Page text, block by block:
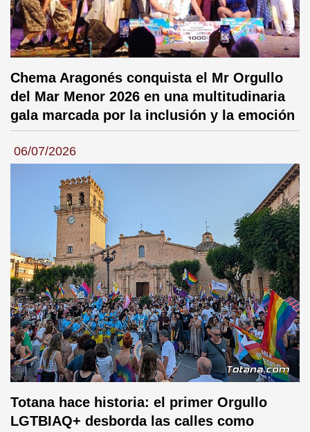
Chema Aragonés conquista el Mr Orgullo
del Mar Menor 2026 en una multitudinaria
gala marcada por la inclusión y la emoción
06/07/2026
Totana hace historia: el primer Orgullo
LGTBIAQ+ desborda las calles como